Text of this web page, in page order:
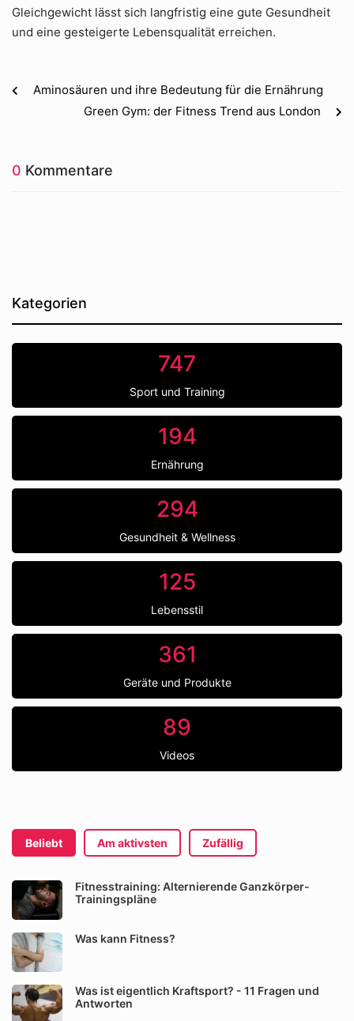
Gleichgewicht lässt sich langfristig eine gute Gesundheit
und eine gesteigerte Lebensqualität erreichen.
Aminosäuren und ihre Bedeutung für die Ernährung
Green Gym: der Fitness Trend aus London
0 Kommentare
Kategorien
747
Sport und Training
194
Ernährung
294
Gesundheit & Wellness
125
Lebensstil
361
Geräte und Produkte
89
Videos
Beliebt Am aktivsten Zufällig
Fitnesstraining: Alternierende Ganzkörper-
Trainingspläne
Was kann Fitness?
Was ist eigentlich Kraftsport? - 11 Fragen und
Antworten